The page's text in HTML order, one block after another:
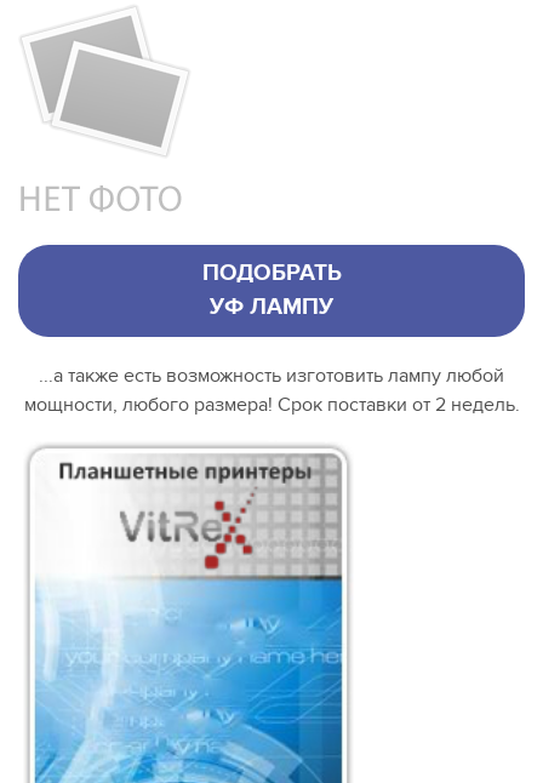
ПОДОБРАТЬ
УФ ЛАМПУ
...а также есть возможность изготовить лампу любой
мощности, любого размера! Срок поставки от 2 недель.